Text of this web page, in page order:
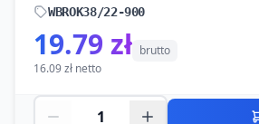
WBROK38/22-900
19.79 zł brutto
16.09 zł netto